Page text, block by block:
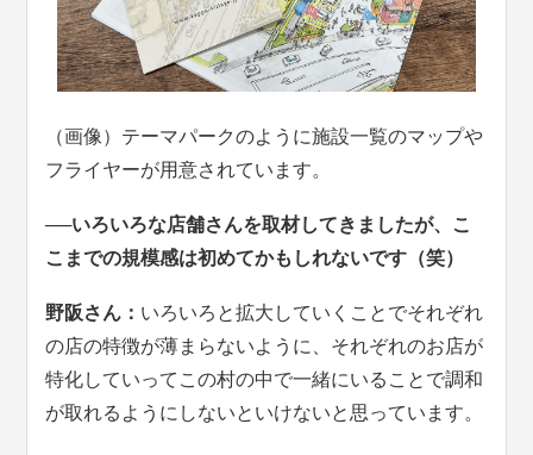
（画像）テーマパークのように施設一覧のマップや
フライヤーが用意されています。
──いろいろな店舗さんを取材してきましたが、こ
こまでの規模感は初めてかもしれないです（笑）
野阪さん： いろいろと拡大していくことでそれぞれ
の店の特徴が薄まらないように、それぞれのお店が
特化していってこの村の中で一緒にいることで調和
が取れるようにしないといけないと思っています。